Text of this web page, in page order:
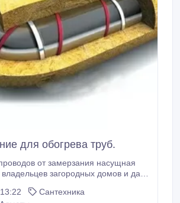
для обогрева труб.
от замерзания насущная
загородных домов и дач.
создать множество проблем, в
Сантехника